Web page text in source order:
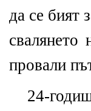
да се бият
провали
24-